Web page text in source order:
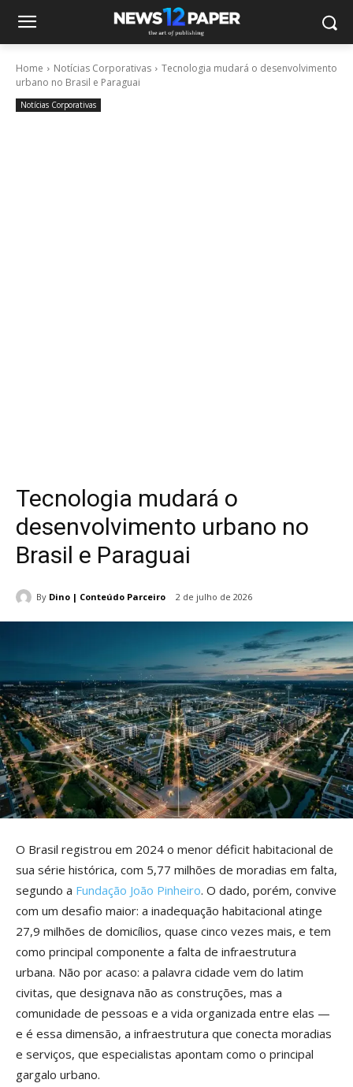
Home Notícias Corporativas
Tecnologia mudará o desenvolvimento
urbano no Brasil e Paraguai
Notícias Corporativas
Tecnologia mudará o
desenvolvimento urbano no
Brasil e Paraguai
By Dino | Conteúdo Parceiro 2 de julho de 2026
O Brasil registrou em 2024 o menor déficit habitacional de
sua série histórica, com 5,77 milhões de moradias em falta,
segundo a Fundação João Pinheiro. O dado, porém, convive
com um desafio maior: a inadequação habitacional atinge
27,9 milhões de domicílios, quase cinco vezes mais, e tem
como principal componente a falta de infraestrutura
urbana. Não por acaso: a palavra cidade vem do latim
civitas, que designava não as construções, mas a
comunidade de pessoas e a vida organizada entre elas —
e é essa dimensão, a infraestrutura que conecta moradias
e serviços, que especialistas apontam como o principal
gargalo urbano.